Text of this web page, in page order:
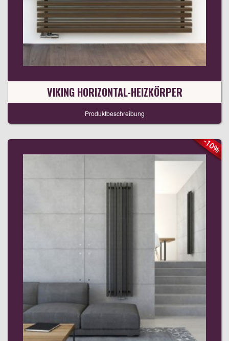
VIKING HORIZONTAL-HEIZKÖRPER
Produktbeschreibung